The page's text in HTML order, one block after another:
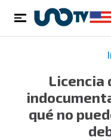
Licencia
qué no